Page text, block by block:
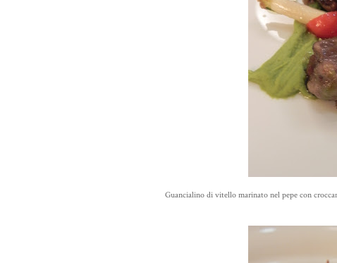
Guancialino di vitello marinato nel pepe con